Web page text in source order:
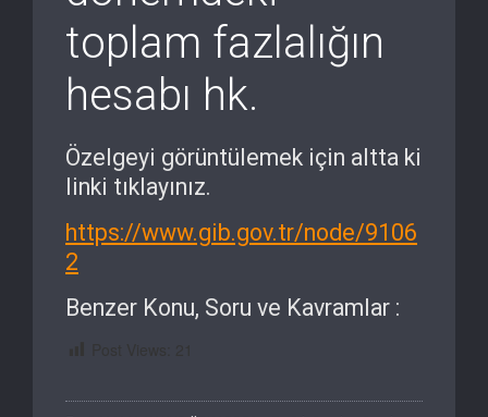
toplam fazlalığın
hesabı hk.
Özelgeyi görüntülemek için altta ki
linki tıklayınız.
https://www.gib.gov.tr/node/9106
2
Benzer Konu, Soru ve Kavramlar :